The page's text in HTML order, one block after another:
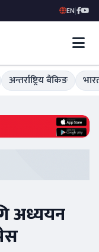
EN|
अन्तर्राष्ट्रिय बैंकिङ
अध्ययन